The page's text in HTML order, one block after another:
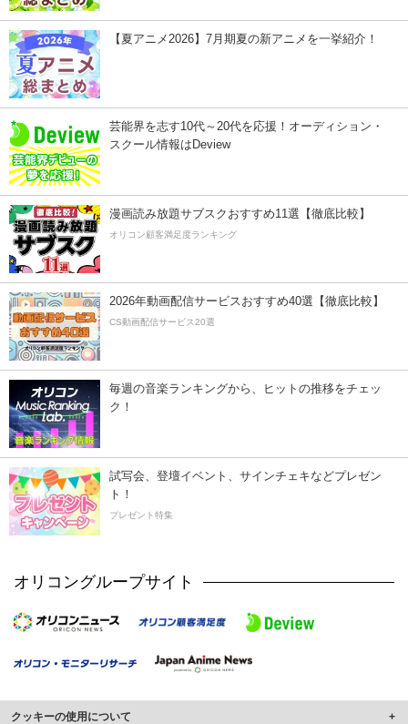
【夏アニメ2026】7月期夏の新アニメを一挙紹介！
芸能界を志す10代～20代を応援！オーディション・
スクール情報はDeview
漫画読み放題サブスクおすすめ11選【徹底比較】
オリコン顧客満足度ランキング
2026年動画配信サービスおすすめ40選【徹底比較】
CS動画配信サービス20選
毎週の音楽ランキングから、ヒットの推移をチェッ
ク！
試写会、登壇イベント、サインチェキなどプレゼン
ト！
プレゼント特集
オリコングループサイト
クッキーの使用について